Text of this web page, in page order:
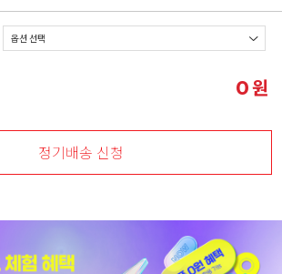
0원
정기배송 신청